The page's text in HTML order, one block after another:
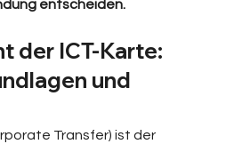
entscheiden.
der ICT-Karte:
und
Transfer) ist der